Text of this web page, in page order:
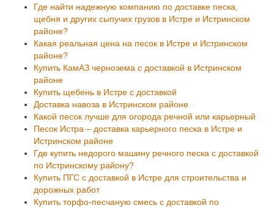
Где найти надежную компанию по доставке песка,
щебня и других сыпучих грузов в Истре и Истринском
районе?
Какая реальная цена на песок в Истре и Истринском
районе?
Купить КамАЗ чернозема с доставкой в Истринском
районе
Купить щебень в Истре с доставкой
Доставка навоза в Истринском районе
Какой песок лучше для огорода речной или карьерный
Песок Истра – доставка карьерного песка в Истре и
Истринском районе
Где купить недорого машину речного песка с доставкой
по Истринскому району?
Купить ПГС с доставкой в Истре для строительства и
дорожных работ
Купить торфо-песчаную смесь с доставкой по